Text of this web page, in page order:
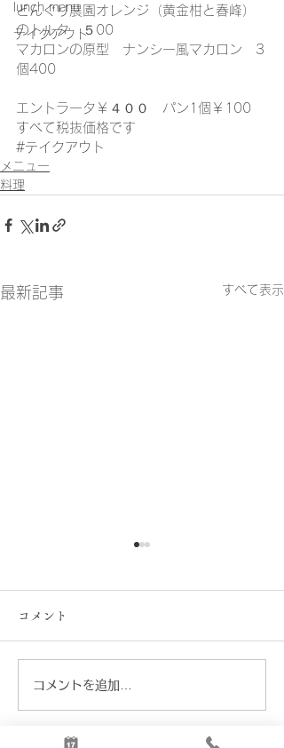
lunch menu
テイクアウト
どんぐり農園オレンジ（黄金柑と春峰）
のトルタ　５00
マカロンの原型　ナンシー風マカロン　3
個400
エントラータ￥４００　パン1個￥100
すべて税抜価格です
#テイクアウト
メニュー
料理
最新記事 すべて表示
コメント
コメントを追加…